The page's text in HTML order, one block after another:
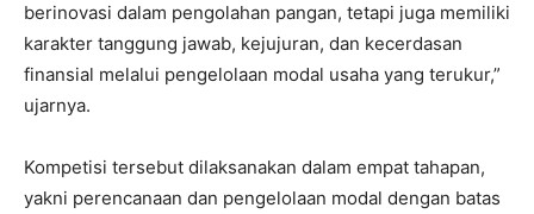
berinovasi dalam pengolahan pangan, tetapi juga memiliki
karakter tanggung jawab, kejujuran, dan kecerdasan
finansial melalui pengelolaan modal usaha yang terukur,”
ujarnya.
Kompetisi tersebut dilaksanakan dalam empat tahapan,
yakni perencanaan dan pengelolaan modal dengan batas